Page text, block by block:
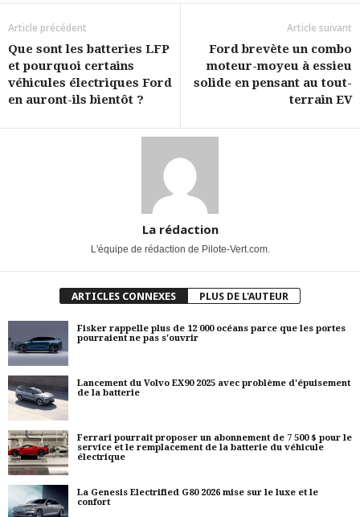
Article précédent
Que sont les batteries LFP
et pourquoi certains
véhicules électriques Ford
en auront-ils bientôt ?
Article suivant
Ford brevète un combo
moteur-moyeu à essieu
solide en pensant au tout-
terrain EV
La rédaction
L'équipe de rédaction de Pilote-Vert.com.
ARTICLES CONNEXES PLUS DE L'AUTEUR
Fisker rappelle plus de 12 000 océans parce que les portes
pourraient ne pas s'ouvrir
Lancement du Volvo EX90 2025 avec problème d'épuisement
de la batterie
Ferrari pourrait proposer un abonnement de 7 500 $ pour le
service et le remplacement de la batterie du véhicule
électrique
La Genesis Electrified G80 2026 mise sur le luxe et le
confort